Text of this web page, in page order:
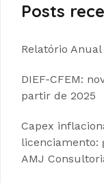
Posts
Relatório
DIEF-CFEM:
partir de 2025
Capex
licenciamento:
AMJ